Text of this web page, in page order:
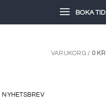
BOKA TID
VARUKORG / 0 KR
NYHETSBREV